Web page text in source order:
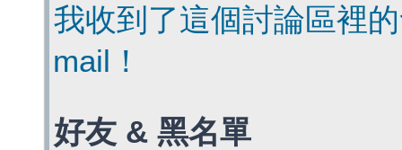
我收到了這個討論區裡
mail！
好友 & 黑名單